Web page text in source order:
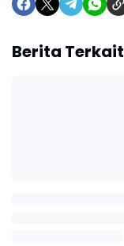
Berita Terkait